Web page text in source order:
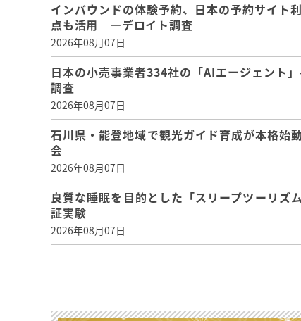
インバウンドの体験予約、日本の予約サイト
点も活用 ―デロイト調査
2026年08月07日
日本の小売事業者334社の「AIエージェン
調査
2026年08月07日
石川県・能登地域で観光ガイド育成が本格
会
2026年08月07日
良質な睡眠を目的とした「スリープツーリズ
証実験
2026年08月07日